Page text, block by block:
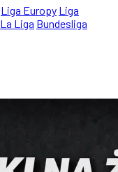
Liga Europy Liga
La Liga Bundesliga